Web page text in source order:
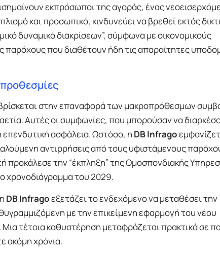
εκπρόσωποι της αγοράς, ένας
και προσωπικό, κινδυνεύει να βρεθεί εκτός
δυναμικό διακρίσεων”, σύμφωνα με οικονομικούς
που διαθέτουν ήδη τις απαραίτητες
προθεσμίες
στην επαναφορά των μακροπρόθεσμων
Αυτές οι συμφωνίες, που μπορούσαν να
επενδυτική ασφάλεια. Ωστόσο, η DB Infrago
αντιρρήσεις από τους υφιστάμενους
την “έκπληξη” της Ομοσπονδιακής
χρονοδιάγραμμα του 2029.
DB Infragoεξετάζει το ενδεχόμενο να μεταθέσει την
με την επικείμενη εφαρμογή του νέου
τέτοια καθυστέρηση μεταφράζεται πρακτικά σε
ακόμη χρόνια.